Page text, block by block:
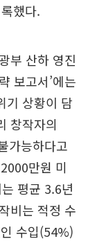
했다.
부 산하 영진
보고서’에는
기 상황이 담
창작자의
가능하다고
만원 미
평균 3.6년
비는 적정 수
수입(54%)